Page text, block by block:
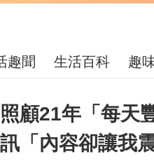
趣聞 生活百科 趣
顧21年「每天
「內容卻讓我震